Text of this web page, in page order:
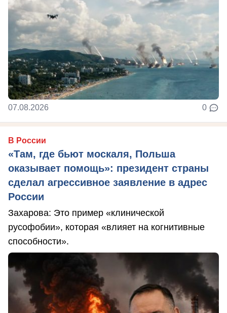
07.08.2026 0
В России
«Там, где бьют москаля, Польша
оказывает помощь»: президент страны
сделал агрессивное заявление в адрес
России
Захарова: Это пример «клинической
русофобии», которая «влияет на когнитивные
способности».